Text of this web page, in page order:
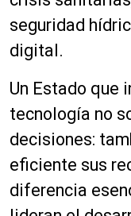
seguridad
digital.
Un Estado que
tecnología no
decisiones:
eficiente sus
diferencia